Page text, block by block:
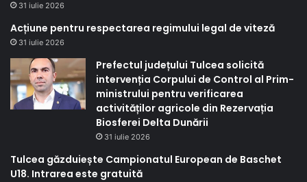
31 iulie 2026
Acțiune pentru respectarea regimului legal de viteză
31 iulie 2026
Prefectul județului Tulcea solicită
intervenția Corpului de Control al Prim-
ministrului pentru verificarea
activităților agricole din Rezervația
Biosferei Delta Dunării
31 iulie 2026
Tulcea găzduiește Campionatul European de Baschet
U18. Intrarea este gratuită